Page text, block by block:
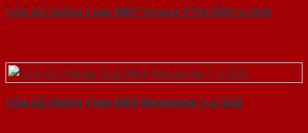
Cửa Gỗ Chống Cháy MDF Veneer P1R2 ASH-a-SGD
Cửa Gỗ Chống Cháy MDF Melamine 1-a-SGD